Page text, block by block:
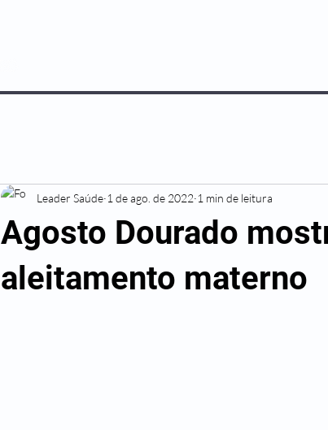
Agosto Dourado
aleitamento materno
Leader Saúde 1 de ago. de 2022 1 min de leitura